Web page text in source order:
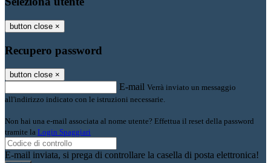
button close ×
Recupero password
button close ×
E-mail Verrà inviato un messaggio
all'indirizzo indicato con le istruzioni necessarie.
Non hai una e-mail associata al nome utente? Effettua il reset della password
tramite la Login Spaggiari
E-mail inviata, si prega di controllare la casella di posta elettronica!